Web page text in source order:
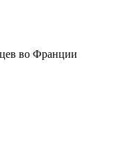
во Франции